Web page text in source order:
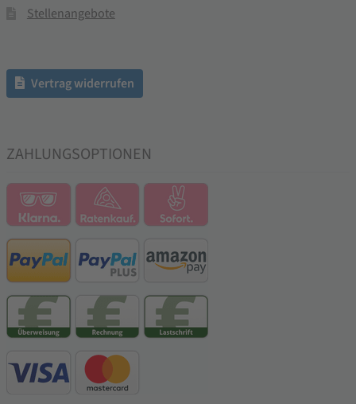
Stellenangebote
Vertrag widerrufen
ZAHLUNGSOPTIONEN